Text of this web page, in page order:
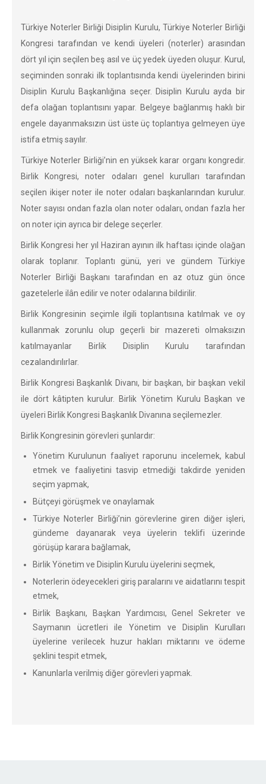
Türkiye Noterler Birliği Disiplin Kurulu, Türkiye Noterler Birliği
Kongresi tarafından ve kendi üyeleri (noterler) arasından
dört yıl için seçilen beş asıl ve üç yedek üyeden oluşur. Kurul,
seçiminden sonraki ilk toplantısında kendi üyelerinden birini
Disiplin Kurulu Başkanlığına seçer. Disiplin Kurulu ayda bir
defa olağan toplantısını yapar. Belgeye bağlanmış haklı bir
engele dayanmaksızın üst üste üç toplantıya gelmeyen üye
istifa etmiş sayılır.
Türkiye Noterler Birliği’nin en yüksek karar organı kongredir.
Birlik Kongresi, noter odaları genel kurulları tarafından
seçilen ikişer noter ile noter odaları başkanlarından kurulur.
Noter sayısı ondan fazla olan noter odaları, ondan fazla her
on noter için ayrıca bir delege seçerler.
Birlik Kongresi her yıl Haziran ayının ilk haftası içinde olağan
olarak toplanır. Toplantı günü, yeri ve gündem Türkiye
Noterler Birliği Başkanı tarafından en az otuz gün önce
gazetelerle ilân edilir ve noter odalarına bildirilir.
Birlik Kongresinin seçimle ilgili toplantısına katılmak ve oy
kullanmak zorunlu olup geçerli bir mazereti olmaksızın
katılmayanlar Birlik Disiplin Kurulu tarafından
cezalandırılırlar.
Birlik Kongresi Başkanlık Divanı, bir başkan, bir başkan vekil
ile dört kâtipten kurulur. Birlik Yönetim Kurulu Başkan ve
üyeleri Birlik Kongresi Başkanlık Divanına seçilemezler.
Birlik Kongresinin görevleri şunlardır:
Yönetim Kurulunun faaliyet raporunu incelemek, kabul
etmek ve faaliyetini tasvip etmediği takdirde yeniden
seçim yapmak,
Bütçeyi görüşmek ve onaylamak
Türkiye Noterler Birliği’nin görevlerine giren diğer işleri,
gündeme dayanarak veya üyelerin teklifi üzerinde
görüşüp karara bağlamak,
Birlik Yönetim ve Disiplin Kurulu üyelerini seçmek,
Noterlerin ödeyecekleri giriş paralarını ve aidatlarını tespit
etmek,
Birlik Başkanı, Başkan Yardımcısı, Genel Sekreter ve
Saymanın ücretleri ile Yönetim ve Disiplin Kurulları
üyelerine verilecek huzur hakları miktarını ve ödeme
şeklini tespit etmek,
Kanunlarla verilmiş diğer görevleri yapmak.